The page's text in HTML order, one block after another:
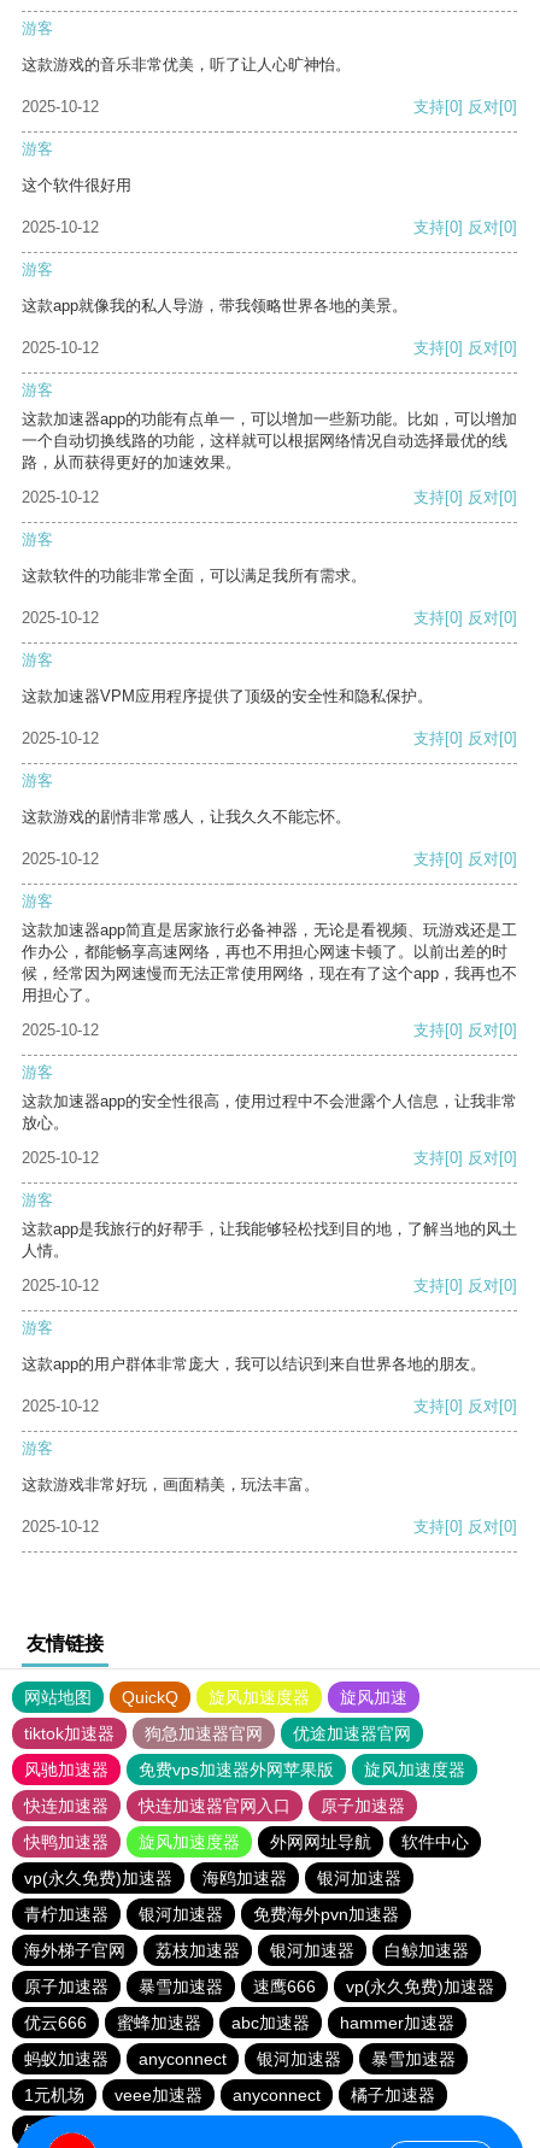
游客
这款游戏的音乐非常优美，听了让人心旷神怡。
2025-10-12 支持[0] 反对[0]
游客
这个软件很好用
2025-10-12 支持[0] 反对[0]
游客
这款app就像我的私人导游，带我领略世界各地的美景。
2025-10-12 支持[0] 反对[0]
游客
这款加速器app的功能有点单一，可以增加一些新功能。比如，可以增加
一个自动切换线路的功能，这样就可以根据网络情况自动选择最优的线
路，从而获得更好的加速效果。
2025-10-12
支持[0] 反对[0]
游客
这款软件的功能非常全面，可以满足我所有需求。
2025-10-12 支持[0] 反对[0]
游客
这款加速器VPM应用程序提供了顶级的安全性和隐私保护。
2025-10-12 支持[0] 反对[0]
游客
这款游戏的剧情非常感人，让我久久不能忘怀。
2025-10-12 支持[0] 反对[0]
游客
这款加速器app简直是居家旅行必备神器，无论是看视频、玩游戏还是工
作办公，都能畅享高速网络，再也不用担心网速卡顿了。以前出差的时
候，经常因为网速慢而无法正常使用网络，现在有了这个app，我再也不
用担心了。
2025-10-12
支持[0] 反对[0]
游客
这款加速器app的安全性很高，使用过程中不会泄露个人信息，让我非常
放心。
2025-10-12
支持[0] 反对[0]
游客
这款app是我旅行的好帮手，让我能够轻松找到目的地，了解当地的风土
人情。
2025-10-12
支持[0] 反对[0]
游客
这款app的用户群体非常庞大，我可以结识到来自世界各地的朋友。
2025-10-12 支持[0] 反对[0]
游客
这款游戏非常好玩，画面精美，玩法丰富。
2025-10-12 支持[0] 反对[0]
友情链接
网站地图 QuickQ 旋风加速度器
旋风加速
tiktok加速器
狗急加速器官网
优途加速器官网
风驰加速器
免费vps加速器外网苹果版
旋风加速度器
快连加速器
快连加速器官网入口
原子加速器
快鸭加速器
旋风加速度器 外网网址导航
软件中心
vp(永久免费)加速器
海鸥加速器
银河加速器
青柠加速器
银河加速器
免费海外pvn加速器
海外梯子官网
荔枝加速器 银河加速器
白鲸加速器
原子加速器
暴雪加速器 速鹰666
vp(永久免费)加速器
优云666
蜜蜂加速器 abc加速器
hammer加速器
蚂蚁加速器
anyconnect 银河加速器
暴雪加速器
1元机场
veee加速器 anyconnect
橘子加速器
银河加速器